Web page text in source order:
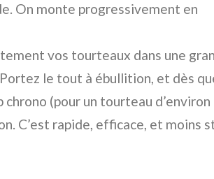
On monte progressivement en
vos tourteaux dans une
le tout à ébullition, et dès
(pour un tourteau d’environ
C’est rapide, efficace, et moins